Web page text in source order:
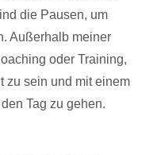
die Pausen, um
Außerhalb meiner
oder Training,
zu sein und mit einem
Tag zu gehen.